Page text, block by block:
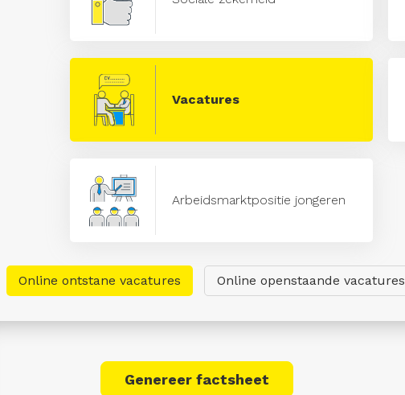
Vacatures
Arbeidsmarktpositie jongeren
Online ontstane vacatures Online openstaande vacatures
Genereer factsheet